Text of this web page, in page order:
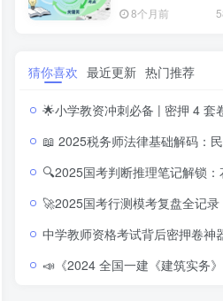
理解刷题视频课程
8个月前
猜你喜欢 最近更新 热门推荐
🌟小学教资冲刺必备 | 密押 4 套卷全解析，答题思路与命题
📖 2025税务师法律基础解码：民法基本理论与制
🔍2025国考判断推理笔记解锁：花生十三导图
🚀2025国考行测模考复盘全记录：从波动到稳进
中学教师资格考试背后密押卷神器：科一 + 科二 高分预
📣《2024 全国一建《建筑实务》基础自测卷：50题160分，4小